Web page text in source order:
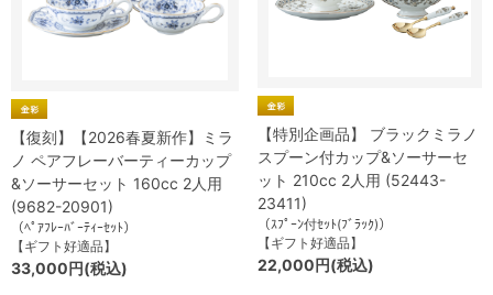
【復刻】【2026春夏新作】ミラ
ノ ペアフレーバーティーカップ
&ソーサーセット 160cc 2人用
(9682-20901)
（ﾍﾟｱﾌﾚｰﾊﾞｰﾃｨｰｾｯﾄ）
【ギフト好適品】
33,000円(税込)
【特別企画品】 ブラックミラノ
スプーン付カップ&ソーサーセ
ット 210cc 2人用 (52443-
23411)
（ｽﾌﾟｰﾝ付ｾｯﾄ(ﾌﾞﾗｯｸ)）
【ギフト好適品】
22,000円(税込)